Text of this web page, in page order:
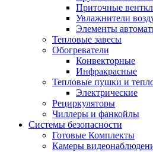
Приточные
Увлажнители
Элементы
Тепловые завесы
Обогреватели
Конвекторные
Инфракрасные
Тепловые пушки и
Электрические
Рециркуляторы
Чиллеры и фанкойлы
Системы безопасности
Готовые Комплекты
Камеры